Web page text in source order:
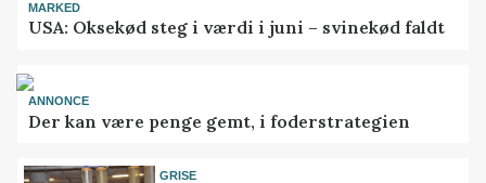
MARKED
USA: Oksekød steg i værdi i juni – svinekød faldt
ANNONCE
Der kan være penge gemt, i foderstrategien
GRISE